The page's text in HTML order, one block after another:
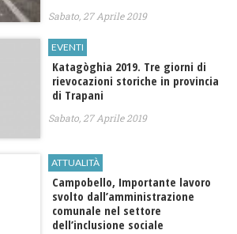
Sabato, 27 Aprile 2019
EVENTI
Katagòghia 2019. Tre giorni di
rievocazioni storiche in provincia
di Trapani
Sabato, 27 Aprile 2019
ATTUALITÀ
Campobello, Importante lavoro
svolto dall’amministrazione
comunale nel settore
dell’inclusione sociale